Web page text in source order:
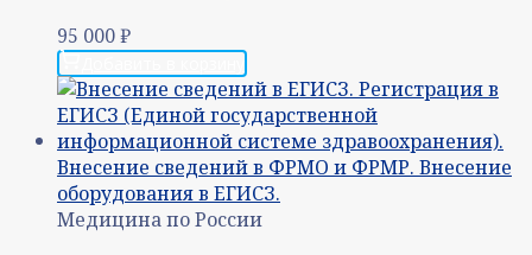
95 000₽
Медицина по России